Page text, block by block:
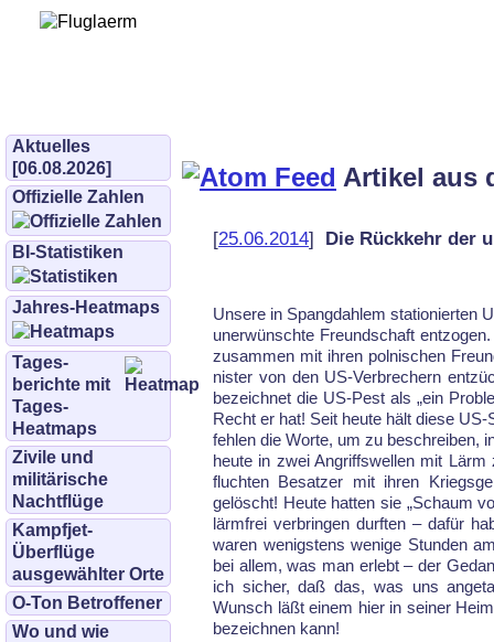
Aktuelles
[06.08.2026]
Offizielle Zahlen
BI-Statistiken
Jahres-Heatmaps
Tages­
berichte mit
Tages-
Heatmaps
Zivile und
militärische
Nachtflüge
Kampfjet-
Überflüge
ausgewählter Orte
O-Ton Betroffener
Wo und wie
Artikel aus
[25.06.2014] Die Rückkehr der
Un­se­re in Spang­dah­lem sta­tio­nier­ten
un­er­wünsch­te Freund­schaft
zu­sam­men mit ih­ren pol­ni­schen
nis­ter von den US-Ver­bre­chern
be­zeich­net die US-Pest als „ein
Recht er hat! Seit heu­te hält die­se
feh­len die Wor­te, um zu be­schrei­ben,
heu­te in zwei An­griffs­wel­len mit
fluch­ten Be­sat­zer mit ih­ren
gelöscht! Heu­te hat­ten sie „Schaum
lärm­frei ver­brin­gen durf­ten – dafür
wa­ren we­nigs­tens we­ni­ge Stun­den
bei al­lem, was man er­lebt – der
ich si­cher, daß das, was uns
Wunsch läßt ei­nem hier in sei­ner
be­zeich­nen kann!